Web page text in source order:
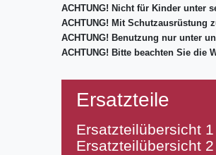
ACHTUNG! Nicht für Kinder unter
ACHTUNG! Mit Schutzausrüstung
ACHTUNG! Benutzung nur unter
ACHTUNG! Bitte beachten Sie die
Ersatzteile
Ersatzteilübersicht
Ersatzteilübersicht